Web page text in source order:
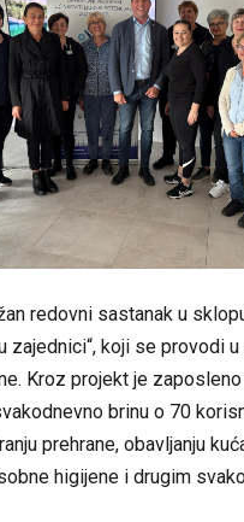
redovni sastanak u
zajednici“, koji se provodi
Kroz projekt je
brinu o 70
prehrane, obavljanju
higijene i drugim